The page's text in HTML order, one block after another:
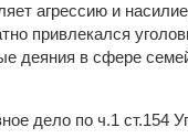
агрессию и
привлекался
деяния в сфере
дело по ч.1 ст.154